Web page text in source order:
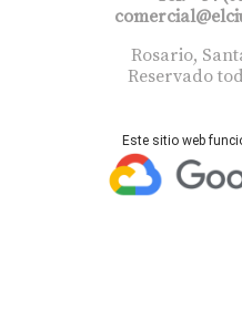
Rosario,
Reservado
Este sitio web